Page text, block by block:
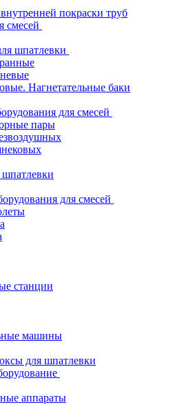
покраски труб
смесей
шпатлевки
Нагнетательные баки
для смесей
пары
для смесей
станции
машины
для шпатлевки
аппараты